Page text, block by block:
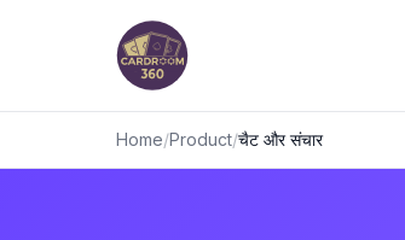
Home/Product/चैट और संचार